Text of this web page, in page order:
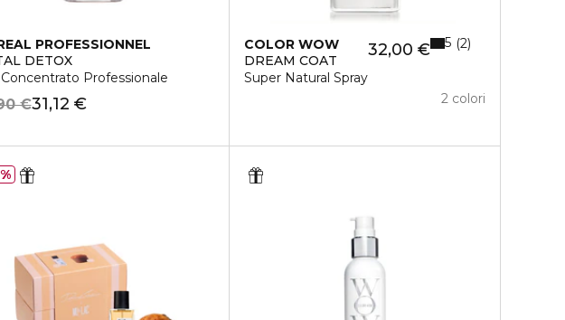
PROFESSIONNEL
DETOX
Professionale
31,12 €
€
COLOR WOW
DREAM COAT
Super Natural Spray
32,00 €
2 colori
5 2